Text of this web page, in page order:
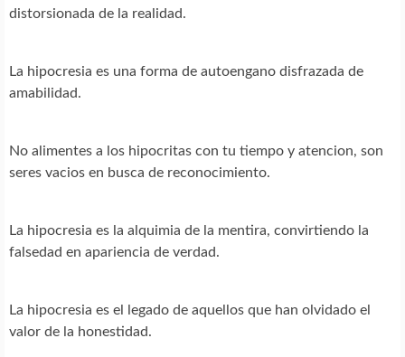
distorsionada de la realidad.
La hipocresia es una forma de autoengano disfrazada de
amabilidad.
No alimentes a los hipocritas con tu tiempo y atencion, son
seres vacios en busca de reconocimiento.
La hipocresia es la alquimia de la mentira, convirtiendo la
falsedad en apariencia de verdad.
La hipocresia es el legado de aquellos que han olvidado el
valor de la honestidad.